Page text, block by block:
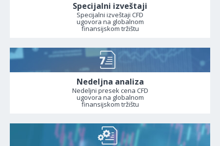
Specijalni izveštaji
Specijalni izveštaji CFD
ugovora na globalnom
finansijskom tržištu
Nedeljna analiza
Nedeljni presek cena CFD
ugovora na globalnom
finansijskom tržištu